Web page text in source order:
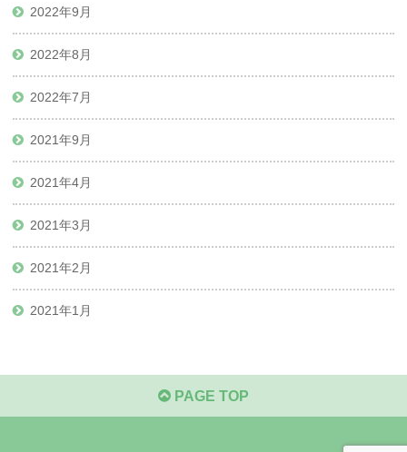
2022年9月
2022年8月
2022年7月
2021年9月
2021年4月
2021年3月
2021年2月
2021年1月
PAGE TOP